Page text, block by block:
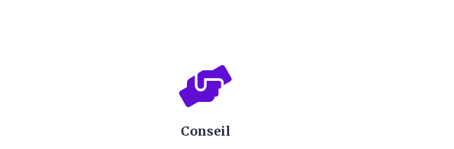
Conseil